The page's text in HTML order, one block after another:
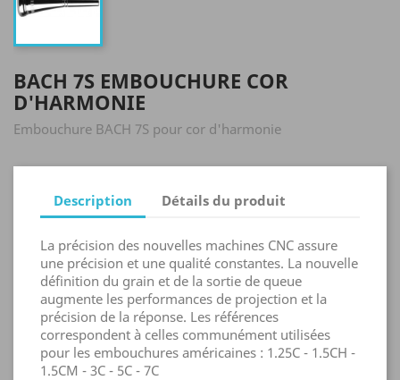
BACH 7S EMBOUCHURE COR
D'HARMONIE
Embouchure BACH 7S pour cor d'harmonie
Description Détails du produit
La précision des nouvelles machines CNC assure
une précision et une qualité constantes. La nouvelle
définition du grain et de la sortie de queue
augmente les performances de projection et la
précision de la réponse. Les références
correspondent à celles communément utilisées
pour les embouchures américaines : 1.25C - 1.5CH -
1.5CM - 3C - 5C - 7C